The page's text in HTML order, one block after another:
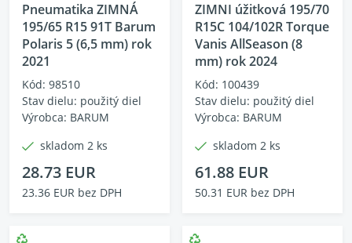
Pneumatika ZIMNÁ
195/65 R15 91T Barum
Polaris 5 (6,5 mm) rok
2021
Kód: 98510
Stav dielu: použitý diel
Výrobca: BARUM
skladom 2 ks
28.73 EUR
23.36 EUR bez DPH
ZIMNI úžitková 195/70
R15C 104/102R Torque
Vanis AllSeason (8
mm) rok 2024
Kód: 100439
Stav dielu: použitý diel
Výrobca: BARUM
skladom 2 ks
61.88 EUR
50.31 EUR bez DPH